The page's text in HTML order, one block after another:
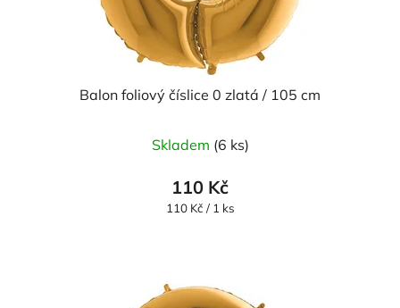
Balon foliový číslice 0 zlatá / 105 cm
hodnocení
produktu
je
hvězdiček.
Skladem (6 ks)
110 Kč
Měrná
110 Kč / 1 ks